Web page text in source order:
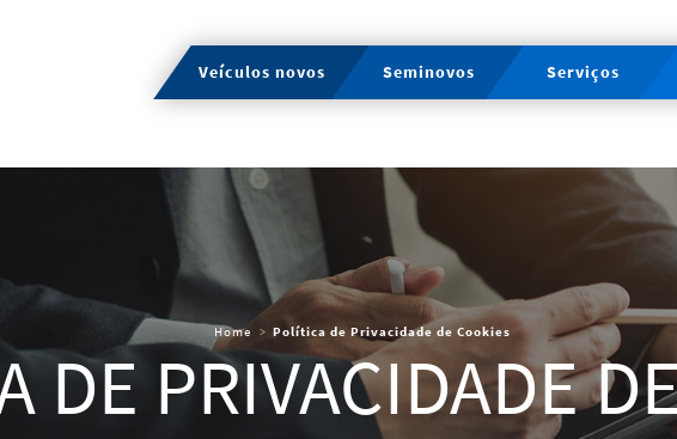
Veículos novos Seminovos Serviços
Home Política de Privacidade de Cookies
DE PRIVACIDADE